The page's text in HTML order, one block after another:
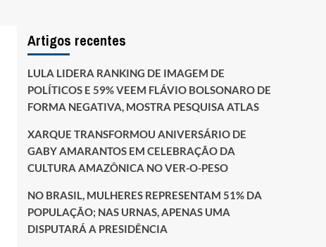
Artigos recentes
LULA LIDERA RANKING DE IMAGEM DE
POLÍTICOS E 59% VEEM FLÁVIO BOLSONARO DE
FORMA NEGATIVA, MOSTRA PESQUISA ATLAS
XARQUE TRANSFORMOU ANIVERSÁRIO DE
GABY AMARANTOS EM CELEBRAÇÃO DA
CULTURA AMAZÔNICA NO VER-O-PESO
NO BRASIL, MULHERES REPRESENTAM 51% DA
POPULAÇÃO; NAS URNAS, APENAS UMA
DISPUTARÁ A PRESIDÊNCIA